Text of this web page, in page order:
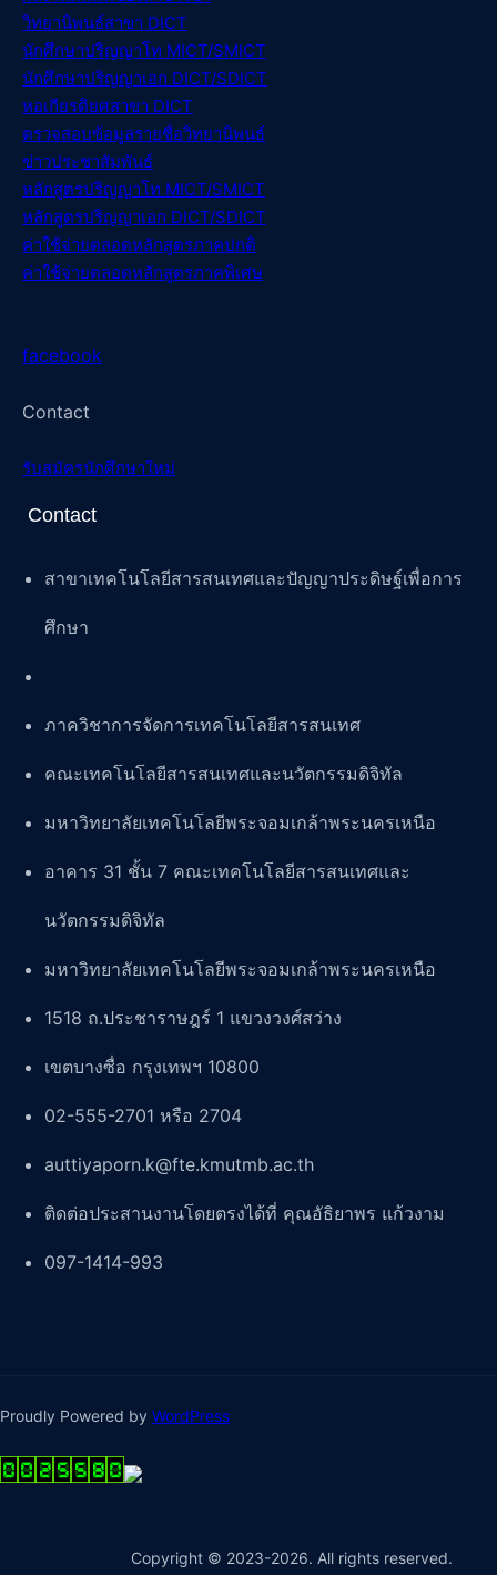
วิทยานิพนธ์สาขา DICT
นักศึกษาปริญญาโท MICT/SMICT
นักศึกษาปริญญาเอก DICT/SDICT
หอเกียรติยศสาขา DICT
ตรวจสอบข้อมูลรายชื่อวิทยานิพนธ์
ข่าวประชาสัมพันธ์
หลักสูตรปริญญาโท MICT/SMICT
หลักสูตรปริญญาเอก DICT/SDICT
ค่าใช้จ่ายตลอดหลักสูตรภาคปกติ
ค่าใช้จ่ายตลอดหลักสูตรภาคพิเศษ
facebook
Contact
รับสมัครนักศึกษาใหม่
Contact
สาขาเทคโนโลยีสารสนเทศและปัญญาประดิษฐ์เพื่อการ
ศึกษา
ภาควิชาการจัดการเทคโนโลยีสารสนเทศ
คณะเทคโนโลยีสารสนเทศและนวัตกรรมดิจิทัล
มหาวิทยาลัยเทคโนโลยีพระจอมเกล้าพระนครเหนือ
อาคาร 31 ชั้น 7 คณะเทคโนโลยีสารสนเทศและ
นวัตกรรมดิจิทัล
มหาวิทยาลัยเทคโนโลยีพระจอมเกล้าพระนครเหนือ
1518 ถ.ประชาราษฎร์ 1 แขวงวงศ์สว่าง
เขตบางซื่อ กรุงเทพฯ 10800
02-555-2701 หรือ 2704
auttiyaporn.k@fte.kmutmb.ac.th
ติดต่อประสานงานโดยตรงได้ที่ คุณอัธิยาพร แก้วงาม
097-1414-993
Proudly Powered by WordPress
Copyright © 2023-2026. All rights reserved.